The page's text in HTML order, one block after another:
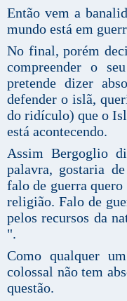
Então vem a
mundo está em
No final, porém
compreender o
pretende dizer
defender o islã,
do ridículo) que o
está acontecendo.
Assim Bergoglio
palavra, gostaria
falo de guerra quero
religião. Falo de
pelos recursos da
".
Como qualquer
colossal não tem
questão.